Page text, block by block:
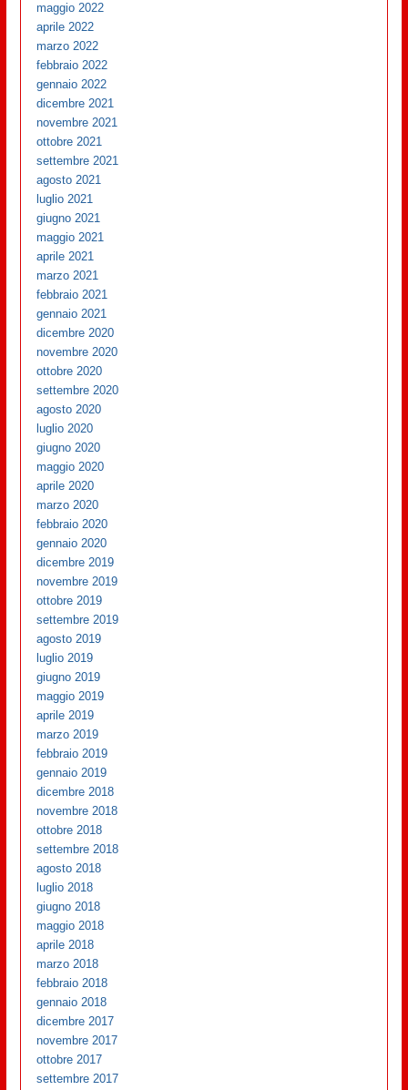
maggio 2022
aprile 2022
marzo 2022
febbraio 2022
gennaio 2022
dicembre 2021
novembre 2021
ottobre 2021
settembre 2021
agosto 2021
luglio 2021
giugno 2021
maggio 2021
aprile 2021
marzo 2021
febbraio 2021
gennaio 2021
dicembre 2020
novembre 2020
ottobre 2020
settembre 2020
agosto 2020
luglio 2020
giugno 2020
maggio 2020
aprile 2020
marzo 2020
febbraio 2020
gennaio 2020
dicembre 2019
novembre 2019
ottobre 2019
settembre 2019
agosto 2019
luglio 2019
giugno 2019
maggio 2019
aprile 2019
marzo 2019
febbraio 2019
gennaio 2019
dicembre 2018
novembre 2018
ottobre 2018
settembre 2018
agosto 2018
luglio 2018
giugno 2018
maggio 2018
aprile 2018
marzo 2018
febbraio 2018
gennaio 2018
dicembre 2017
novembre 2017
ottobre 2017
settembre 2017